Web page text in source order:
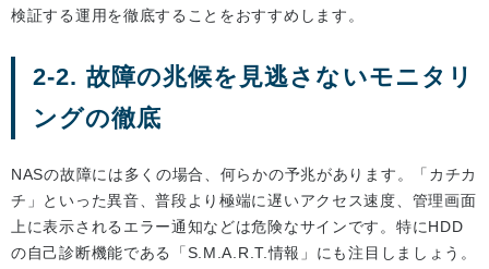
検証する運用を徹底することをおすすめします。
2-2. 故障の兆候を見逃さないモニタリ
ングの徹底
NASの故障には多くの場合、何らかの予兆があります。「カチカ
チ」といった異音、普段より極端に遅いアクセス速度、管理画面
上に表示されるエラー通知などは危険なサインです。特にHDD
の自己診断機能である「S.M.A.R.T.情報」にも注目しましょう。